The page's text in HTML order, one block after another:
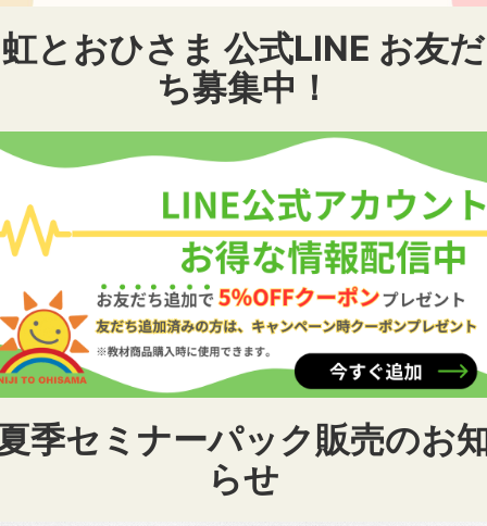
虹とおひさま 公式LINE お友だ
ち募集中！
季セミナーパック販売のお
らせ